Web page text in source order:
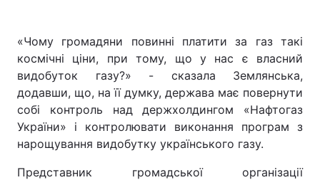
«Чому громадяни повинні платити за газ такі
космічні ціни, при тому, що у нас є власний
видобуток газу?» - сказала Землянська,
додавши, що, на її думку, держава має повернути
собі контроль над держхолдингом «Нафтогаз
України» і контролювати виконання програм з
нарощування видобутку українського газу.
Представник громадської організації